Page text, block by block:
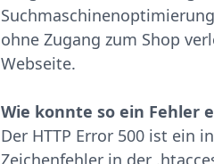
ohne Zugang zum Shop
Webseite.
Wie konnte so ein Fehler
Der HTTP Error 500 ist ein
Zeichenfehler in der